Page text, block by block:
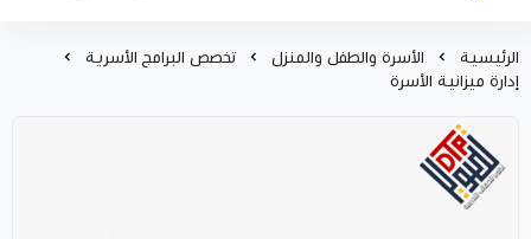
الرئيسية الأسرة والطفل والمنزل
تخصص البرامج الأسرية
إدارة ميزانية الأسرة